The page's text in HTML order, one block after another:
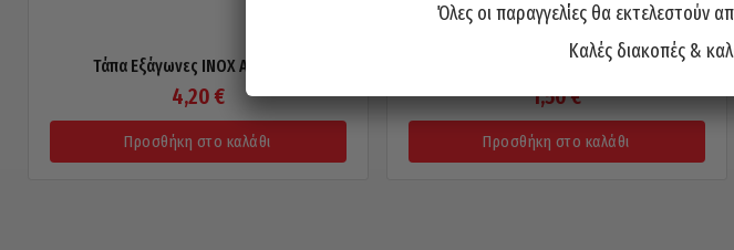
Τάπα Εξάγωνες INOX A4 12×1.5
4,20 €
Προσθήκη στο καλάθι
Τάπα Λαδιού Άλλεν Χάλυβας 12×1.5
1,50€
Προσθήκη στο καλάθι
Όλες οι παραγγελίες θα εκτελεστούν
Καλές διακοπές &